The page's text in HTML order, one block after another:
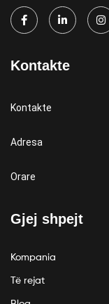
Kontakte
Kontakte
Adresa
Orare
Gjej shpejt
Kompania
Të rejat